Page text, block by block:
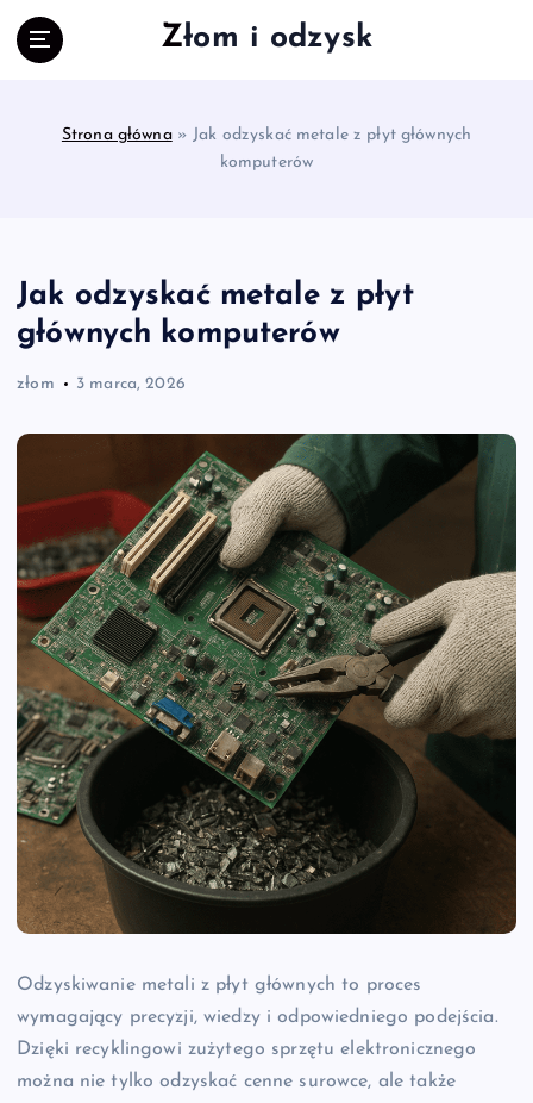
Złom i odzysk
Strona główna»Jak odzyskać metale z płyt głównych
komputerów
Jak odzyskać metale z płyt
głównych komputerów
złom 3 marca, 2026
Odzyskiwanie metali z płyt głównych to proces
wymagający precyzji, wiedzy i odpowiedniego podejścia.
Dzięki recyklingowi zużytego sprzętu elektronicznego
można nie tylko odzyskać cenne surowce, ale także